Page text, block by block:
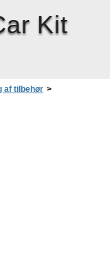
Kit
af tilbehør >